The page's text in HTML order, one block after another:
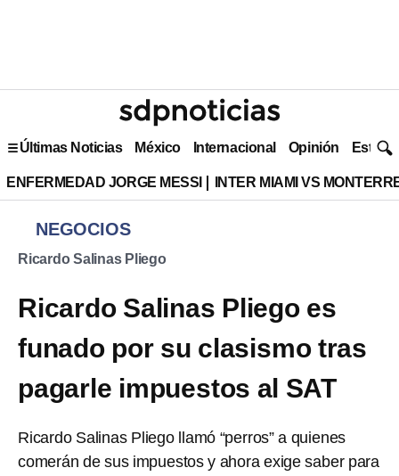
Últimas Noticias México Internacional Opinión Estilo
ENFERMEDAD JORGE MESSI INTER MIAMI VS
NEGOCIOS
Ricardo Salinas Pliego
Ricardo Salinas Pliego es
funado por su clasismo tras
pagarle impuestos al SAT
Ricardo Salinas Pliego llamó “perros” a quienes
comerán de sus impuestos y ahora exige saber para